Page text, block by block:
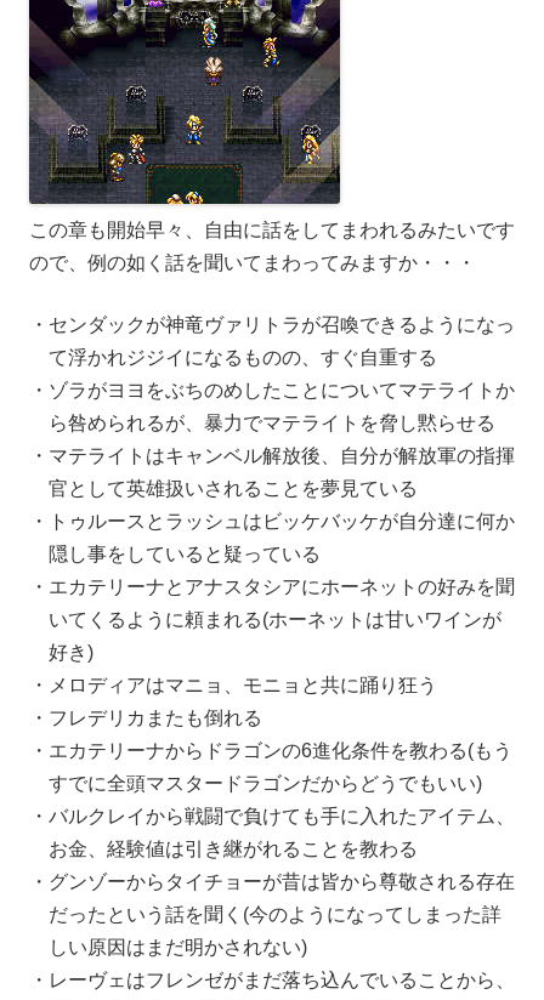
この章も開始早々、自由に話をしてまわれるみたいです
ので、例の如く話を聞いてまわってみますか・・・
センダックが神竜ヴァリトラが召喚できるようになっ
て浮かれジジイになるものの、すぐ自重する
ゾラがヨヨをぶちのめしたことについてマテライトか
ら咎められるが、暴力でマテライトを脅し黙らせる
マテライトはキャンベル解放後、自分が解放軍の指揮
官として英雄扱いされることを夢見ている
トゥルースとラッシュはビッケバッケが自分達に何か
隠し事をしていると疑っている
エカテリーナとアナスタシアにホーネットの好みを聞
いてくるように頼まれる(ホーネットは甘いワインが
好き)
メロディアはマニョ、モニョと共に踊り狂う
フレデリカまたも倒れる
エカテリーナからドラゴンの6進化条件を教わる(もう
すでに全頭マスタードラゴンだからどうでもいい)
バルクレイから戦闘で負けても手に入れたアイテム、
お金、経験値は引き継がれることを教わる
グンゾーからタイチョーが昔は皆から尊敬される存在
だったという話を聞く(今のようになってしまった詳
しい原因はまだ明かされない)
レーヴェはフレンゼがまだ落ち込んでいることから、